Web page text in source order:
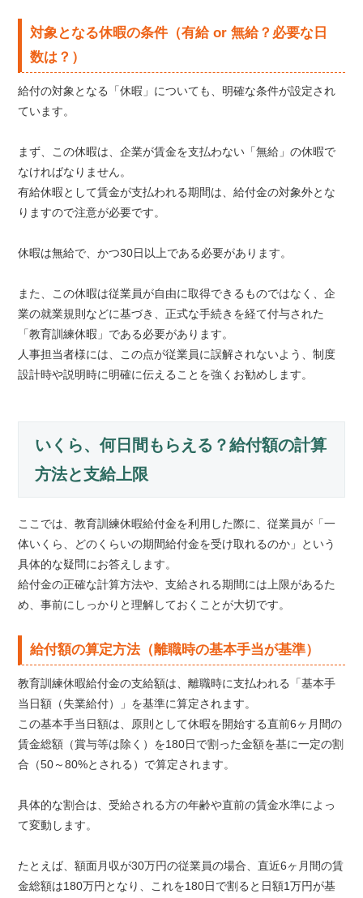
対象となる休暇の条件（有給 or 無給？必要な日
数は？）
給付の対象となる「休暇」についても、明確な条件が設定され
ています。
まず、この休暇は、企業が賃金を支払わない「無給」の休暇で
なければなりません。
有給休暇として賃金が支払われる期間は、給付金の対象外とな
りますので注意が必要です。
休暇は無給で、かつ30日以上である必要があります。
また、この休暇は従業員が自由に取得できるものではなく、企
業の就業規則などに基づき、正式な手続きを経て付与された
「教育訓練休暇」である必要があります。
人事担当者様には、この点が従業員に誤解されないよう、制度
設計時や説明時に明確に伝えることを強くお勧めします。
いくら、何日間もらえる？給付額の計算
方法と支給上限
ここでは、教育訓練休暇給付金を利用した際に、従業員が「一
体いくら、どのくらいの期間給付金を受け取れるのか」という
具体的な疑問にお答えします。
給付金の正確な計算方法や、支給される期間には上限があるた
め、事前にしっかりと理解しておくことが大切です。
給付額の算定方法（離職時の基本手当が基準）
教育訓練休暇給付金の支給額は、離職時に支払われる「基本手
当日額（失業給付）」を基準に算定されます。
この基本手当日額は、原則として休暇を開始する直前6ヶ月間の
賃金総額（賞与等は除く）を180日で割った金額を基に一定の割
合（50～80%とされる）で算定されます。
具体的な割合は、受給される方の年齢や直前の賃金水準によっ
て変動します。
たとえば、額面月収が30万円の従業員の場合、直近6ヶ月間の賃
金総額は180万円となり、これを180日で割ると日額1万円が基